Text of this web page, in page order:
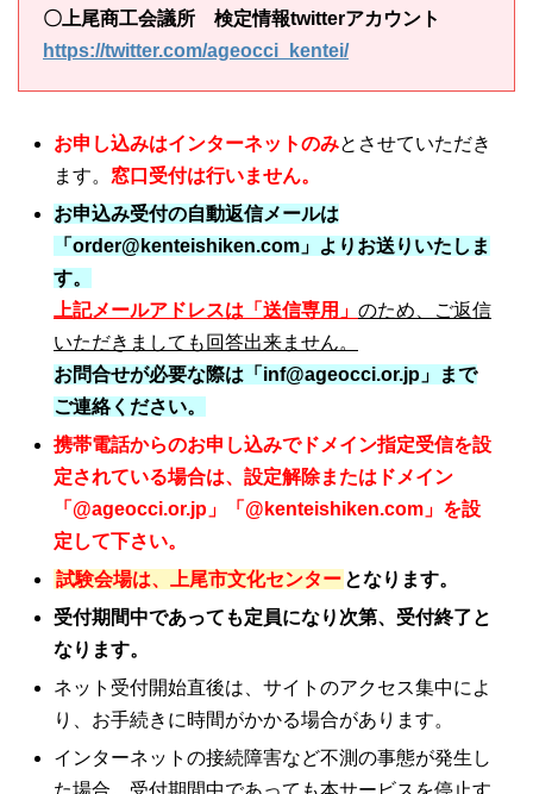
〇上尾商工会議所 検定情報twitterアカウント
https://twitter.com/ageocci_kentei/
お申し込みはインターネットのみとさせていただき
ます。 窓口受付は行いません。
お申込み受付の自動返信メールは
「order@kenteishiken.com」よりお送りいたしま
す。
上記メールアドレスは「 送信専用」 のため、ご返信
いただきましても回答出来ません。
お問合せが必要な際は「inf@ageocci.or.jp」まで
ご連絡ください。
携帯電話からのお申し込みでドメイン指定受信を設
定されている場合は、設定解除またはドメイン
「@ageocci.or.jp」「@kenteishiken.com」を設
定して下さい。
試験会場は、上尾市文化センター となります。
受付期間中であっても定員になり次第、受付終了と
なります。
ネット受付開始直後は、サイトのアクセス集中によ
り、お手続きに時間がかかる場合があります。
インターネットの接続障害など不測の事態が発生し
た場合、受付期間中であっても本サービスを停止す